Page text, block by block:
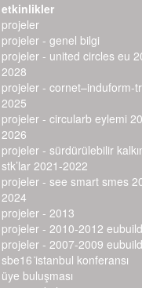
etkinlikler
projeler
projeler - genel bilgi
projeler - united circles eu
2028
projeler - cornet–induform-
2025
projeler - circularb eylemi
2026
projeler - sürdürülebilir
stk’lar 2021-2022
projeler - see smart smes
2024
projeler - 2013
projeler - 2010-2012
projeler - 2007-2009 eubuild
sbe16 i̇stanbul konferansı
üye buluşması